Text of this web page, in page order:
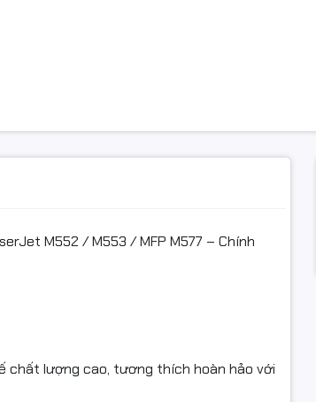
M552 / M553 / MFP M577 – Chính
chất lượng cao, tương thích hoàn hảo với
máy in HP LaserJet màu, hoạt động ổn định,